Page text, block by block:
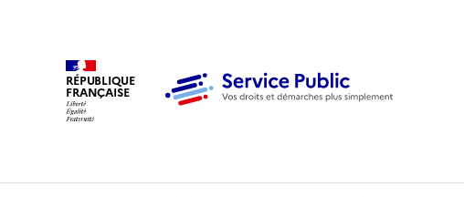
RÉPUBLIQUE
FRANÇAISE